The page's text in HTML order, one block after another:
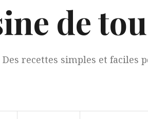
de
Des recettes simples et faciles